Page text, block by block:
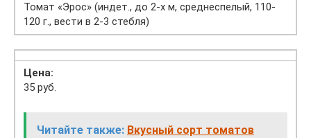
Томат «Эрос» (индет., до 2-х м, среднеспелый, 110-
120 г., вести в 2-3 стебля)
Цена:
35 руб.
Читайте также: Вкусный сорт томатов